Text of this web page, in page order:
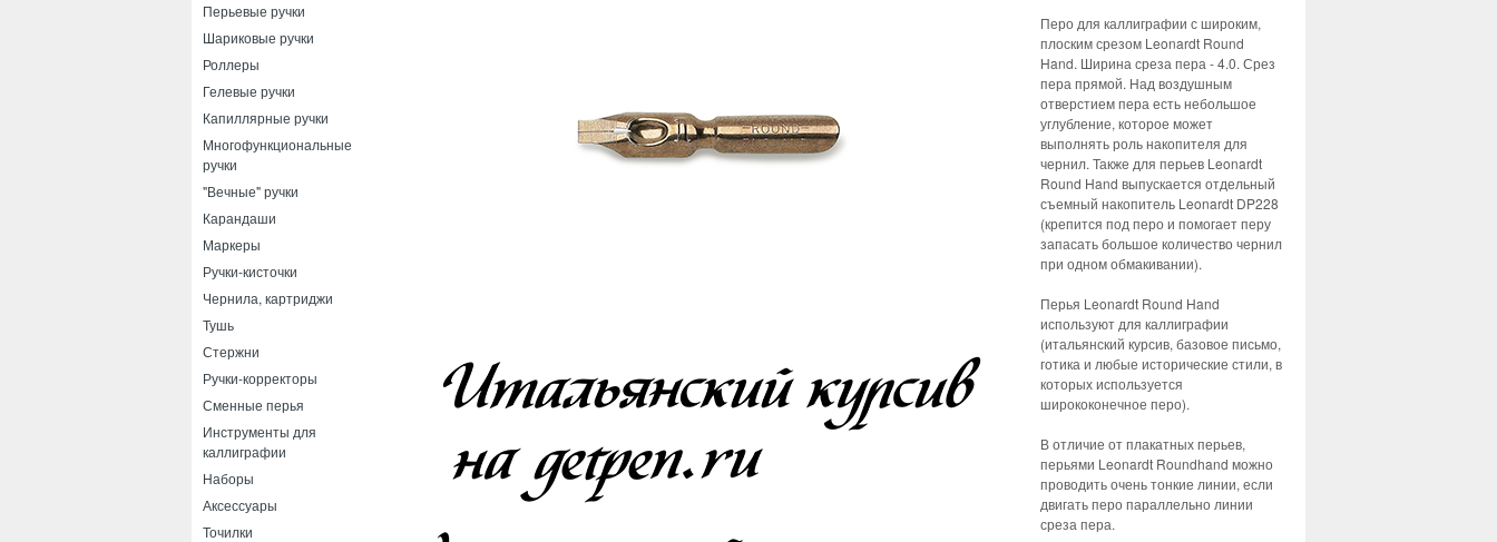
Перьевые ручки
Шариковые ручки
Роллеры
Гелевые ручки
Капиллярные ручки
Многофункциональные
ручки
"Вечные" ручки
Карандаши
Маркеры
Ручки-кисточки
Чернила, картриджи
Тушь
Стержни
Ручки-корректоры
Сменные перья
Инструменты для
каллиграфии
Наборы
Аксессуары
Точилки
Перо для каллиграфии с широким,
плоским срезом Leonardt Round
Hand. Ширина среза пера - 4.0. Срез
пера прямой. Над воздушным
отверстием пера есть небольшое
углубление, которое может
выполнять роль накопителя для
чернил. Также для перьев Leonardt
Round Hand выпускается отдельный
съемный накопитель Leonardt DP228
(крепится под перо и помогает перу
запасать большое количество чернил
при одном обмакивании).
Перья Leonardt Round Hand
используют для каллиграфии
(итальянский курсив, базовое письмо,
готика и любые исторические стили, в
которых используется
ширококонечное перо).
В отличие от плакатных перьев,
перьями Leonardt Roundhand можно
проводить очень тонкие линии, если
двигать перо параллельно линии
среза пера.